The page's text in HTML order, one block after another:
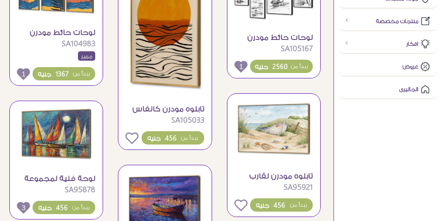
منتجات مخصصة
افكار
عروض
الجاليرى
لوحات حائط مودرن
شاطئية باللون الاسود
والابيض
SA105167
2560 جنيه يبدأ من 1
تابلوه مودرن كانفاس
يجسد غروب الشمس
التجريدي
SA105033
456 جنيه يبدأ من 0
لوحات حائط مودرن
بتصميم شروق
الشمس والبحر
SA104983
مميز
1367 جنيه يبدأ من 1
تابلوه مودرن لقارب
على شاطئ البحر
الهادئ
SA95921
456 جنيه يبدأ من
لوحة فنية لمجموعة
قوارب شراعية ملونة
ليلا
SA95878
456 جنيه يبدأ من 3